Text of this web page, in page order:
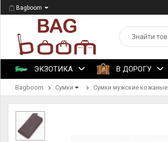
Bagboom
ЭКЗОТИКА В ДОРОГУ
Bagboom Сумки Сумки мужские кожаные